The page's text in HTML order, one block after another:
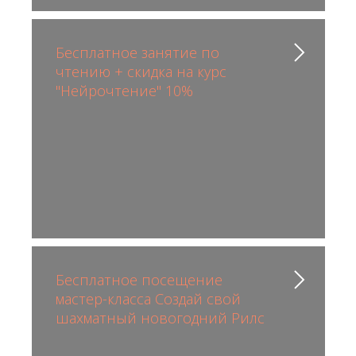
Бесплатное занятие по
чтению + скидка на курс
"Нейрочтение" 10%
Бесплатное посещение
мастер-класса Создай свой
шахматный новогодний Рилс